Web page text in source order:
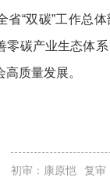
省“双碳”工作总
零碳产业生态体
质量发展。
初审：康原恺 复审